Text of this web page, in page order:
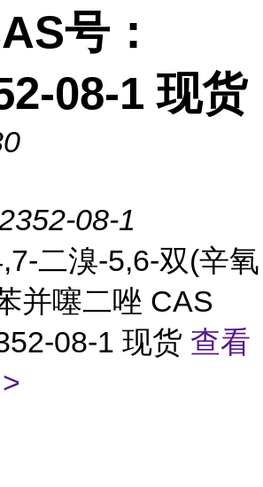
号：
08-1 现货
08-1
二溴-5,6-双(辛氧
并噻二唑 CAS
08-1 现货 查看